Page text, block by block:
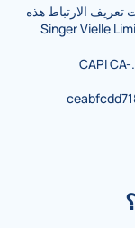
تعريف الارتباط هذه
ملفات تعريف الارتباط التي نستخدمها هي: .CAPI CA-